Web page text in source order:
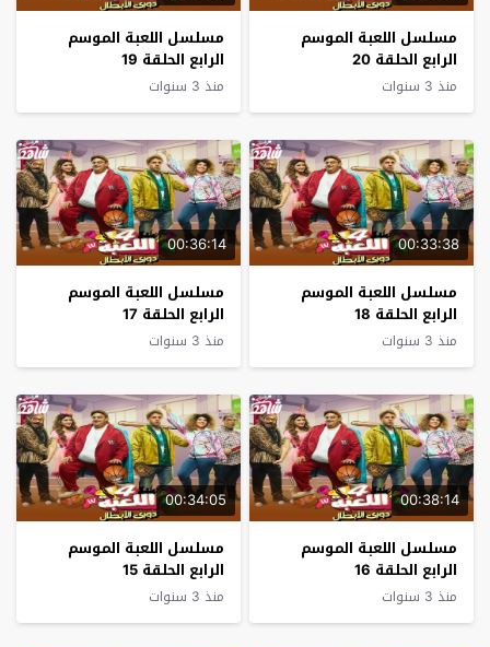
مسلسل اللعبة الموسم
الرابع الحلقة 20
منذ 3 سنوات
مسلسل اللعبة الموسم
الرابع الحلقة 19
منذ 3 سنوات
00:33:38
مسلسل اللعبة الموسم
الرابع الحلقة 18
منذ 3 سنوات
00:36:14
مسلسل اللعبة الموسم
الرابع الحلقة 17
منذ 3 سنوات
00:38:14
مسلسل اللعبة الموسم
الرابع الحلقة 16
منذ 3 سنوات
00:34:05
مسلسل اللعبة الموسم
الرابع الحلقة 15
منذ 3 سنوات